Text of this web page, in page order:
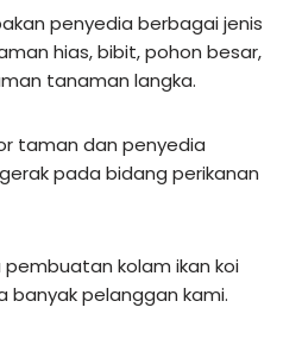
penyedia berbagai jenis
hias, bibit, pohon besar,
tanaman langka.
taman dan penyedia
pada bidang perikanan
kolam ikan koi
banyak pelanggan kami.